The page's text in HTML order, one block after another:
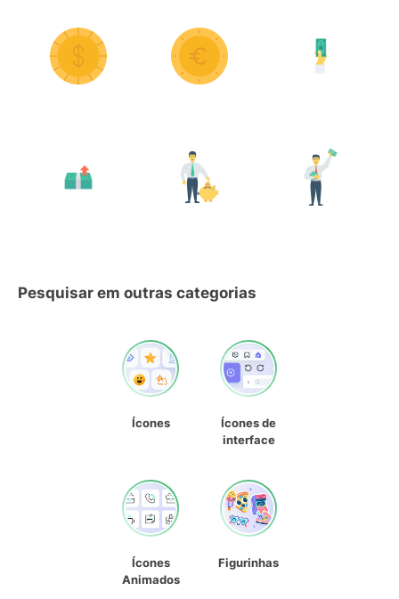
Pesquisar em outras categorias
Ícones
Ícones de
interface
Ícones
Animados
Figurinhas